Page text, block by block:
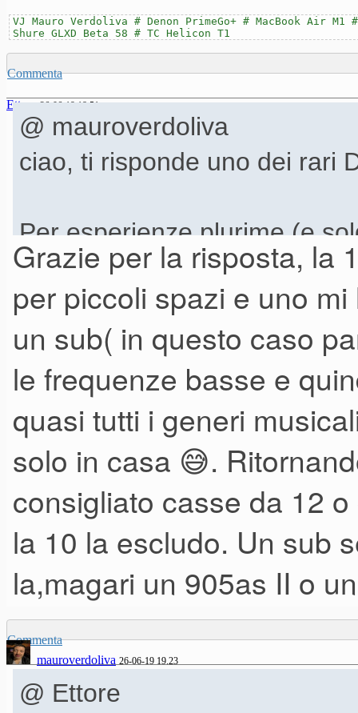
VJ Mauro Verdoliva # Denon PrimeGo+ # MacBook Air
Shure GLXD Beta 58 # TC Helicon T1
Commenta
Ettore 26-06-19 18.51
@ mauroverdoliva
ciao, ti risponde uno dei rari
Per esperienze plurime (e
""suonare""solo con casse
all'aperto.
Ti conviene prendere una
con un subacchiello almeno
finti "fullrange".
Poi dipende da quello che
sistema 2.1 non va bene,
Ti sconsiglio gli accrocchi
terra ecc.... aggiungere una
Grazie per la risposta, la
per piccoli spazi e uno
un sub( in questo caso
le frequenze basse e
quasi tutti i generi
solo in casa 😅.
consigliato casse da 12
la 10 la escludo. Un sub
la,magari un 905as II o
Commenta
mauroverdoliva 26-06-19 19.23
@ Ettore